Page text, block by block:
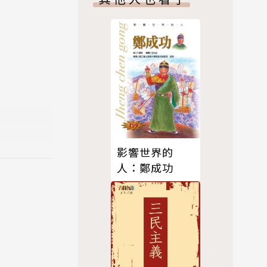
天分，
程，直
資本主
，如果
內戰、
被迫調
影響世界的
人：鄭成功